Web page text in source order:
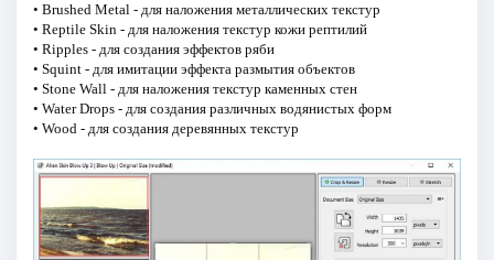
• Brushed Metal - для наложения металлических текстур
• Reptile Skin - для наложения текстур кожи рептилий
• Ripples - для создания эффектов ряби
• Squint - для имитации эффекта размытия объектов
• Stone Wall - для наложения текстур каменных стен
• Water Drops - для создания различных водянистых форм
• Wood - для создания деревянных текстур